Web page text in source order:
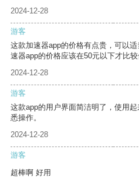
2024-12-28
游客
这款加速器app的价格有点贵，可以
速器app的价格应该在50元以下才比较
2024-12-28
游客
这款app的用户界面简洁明了，使用
悉操作。
2024-12-28
游客
超棒啊 好用